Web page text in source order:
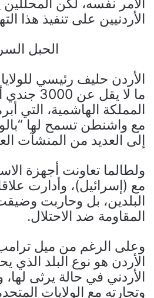
الأمر نفسه، لكن
الأردنيين على تنفيذ هذا
الحبل
الأردن حليف رئيسي
ما لا يقل
المملكة الهاشمية، التي
مع واشنطن تسمح لها
إلى العديد من المنشآت
ولطالما تعاونت أجهزة
مع (إسرائيل)، وأدارت
البلدين، بل وحاربت
المقاومة ضد الاحتلال.
وعلى الرغم من ميل
الأردن هو نوع البلد الذي
الأردني في حالة يرثى لها،
وتجارته مع الولايات